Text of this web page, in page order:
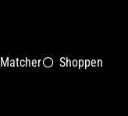
Matcher
Shoppen